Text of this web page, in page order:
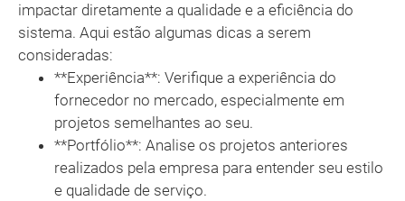
impactar diretamente a qualidade e a eficiência do
sistema. Aqui estão algumas dicas a serem
consideradas:
**Experiência**: Verifique a experiência do
fornecedor no mercado, especialmente em
projetos semelhantes ao seu.
**Portfólio**: Analise os projetos anteriores
realizados pela empresa para entender seu estilo
e qualidade de serviço.